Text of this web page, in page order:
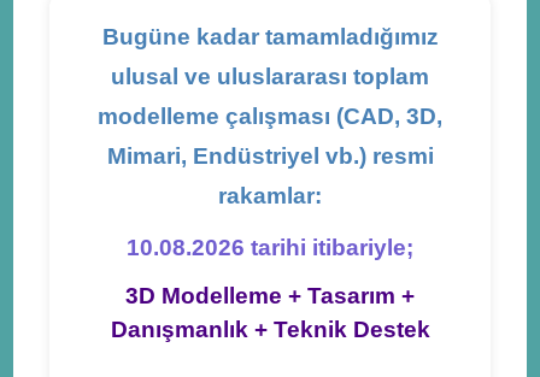
Bugüne kadar tamamladığımız
ulusal ve uluslararası toplam
modelleme çalışması (CAD, 3D,
Mimari, Endüstriyel vb.) resmi
rakamlar:
10.08.2026 tarihi itibariyle;
3D Modelleme + Tasarım +
Danışmanlık + Teknik Destek